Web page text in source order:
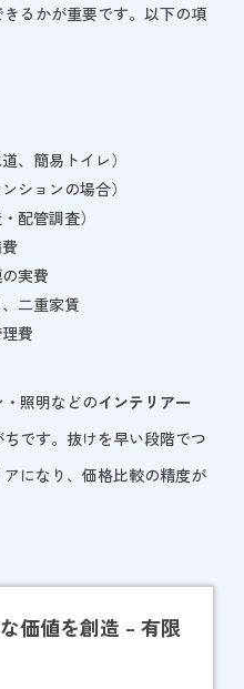
きるかが重要です。以下の項
、簡易トイレ）
ションの場合）
配管調査）
実費
二重家賃
費
照明などのインテリア一
です。抜けを早い段階でつ
になり、価格比較の精度が
価値を創造 – 有限